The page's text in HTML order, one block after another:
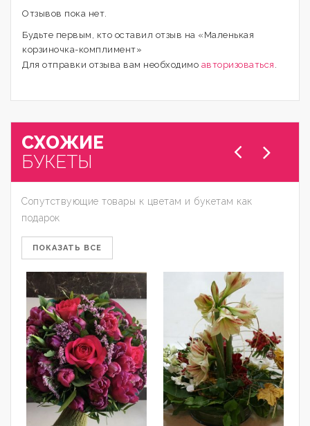
Отзывов пока нет.
Будьте первым, кто оставил отзыв на «Маленькая
корзиночка-комплимент»
Для отправки отзыва вам необходимо авторизоваться .
СХОЖИЕ
БУКЕТЫ
Сопутствующие товары к цветам и букетам как
подарок
ПОКАЗАТЬ ВСЕ